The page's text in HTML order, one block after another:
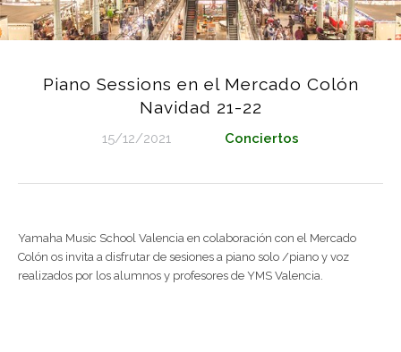
Piano Sessions en el Mercado Colón
Navidad 21-22
15/12/2021 Conciertos
Yamaha Music School Valencia en colaboración con el Mercado
Colón os invita a disfrutar de sesiones a piano solo /piano y voz
realizados por los alumnos y profesores de YMS Valencia.